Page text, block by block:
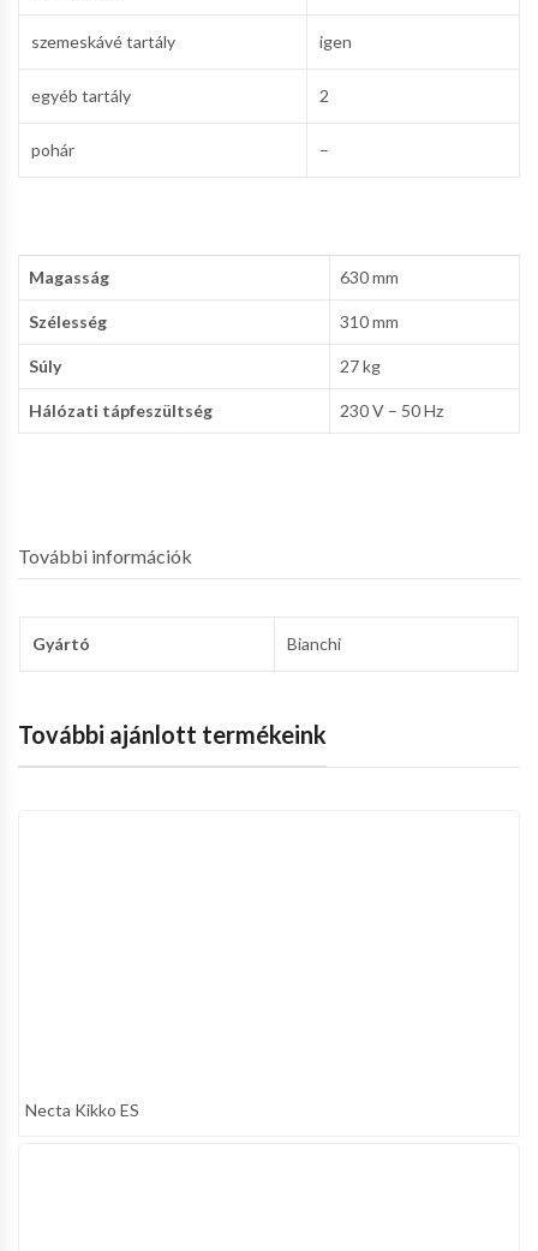
szemeskávé tartály igen
egyéb tartály 2
pohár –
Magasság 630 mm
Szélesség 310 mm
Súly 27 kg
Hálózati tápfeszültség 230 V – 50 Hz
További információk
Gyártó Bianchi
További ajánlott termékeink
Necta Kikko ES